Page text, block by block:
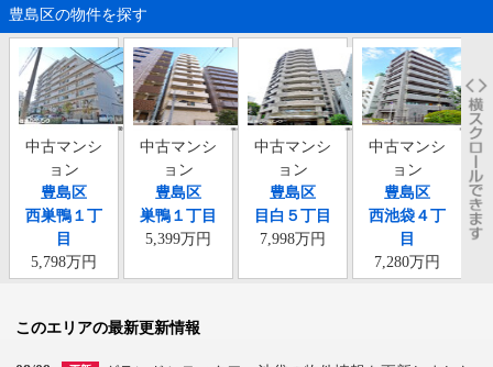
豊島区の物件を探す
中古マンシ
ョン
豊島区
西巣鴨１丁
目
5,798万円
中古マンシ
ョン
豊島区
巣鴨１丁目
5,399万円
中古マンシ
ョン
豊島区
目白５丁目
7,998万円
中古マンシ
ョン
豊島区
西池袋４丁
目
7,280万円
このエリアの最新更新情報